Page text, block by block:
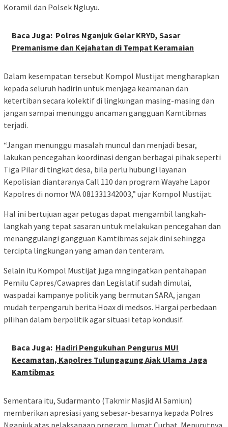
Koramil dan Polsek Ngluyu.
Baca Juga: Polres Nganjuk Gelar KRYD, Sasar
Premanisme dan Kejahatan di Tempat Keramaian
Dalam kesempatan tersebut Kompol Mustijat mengharapkan
kepada seluruh hadirin untuk menjaga keamanan dan
ketertiban secara kolektif di lingkungan masing-masing dan
jangan sampai menunggu ancaman gangguan Kamtibmas
terjadi.
“Jangan menunggu masalah muncul dan menjadi besar,
lakukan pencegahan koordinasi dengan berbagai pihak seperti
Tiga Pilar di tingkat desa, bila perlu hubungi layanan
Kepolisian diantaranya Call 110 dan program Wayahe Lapor
Kapolres di nomor WA 081331342003,” ujar Kompol Mustijat.
Hal ini bertujuan agar petugas dapat mengambil langkah-
langkah yang tepat sasaran untuk melakukan pencegahan dan
menanggulangi gangguan Kamtibmas sejak dini sehingga
tercipta lingkungan yang aman dan tenteram.
Selain itu Kompol Mustijat juga mngingatkan pentahapan
Pemilu Capres/Cawapres dan Legislatif sudah dimulai,
waspadai kampanye politik yang bermutan SARA, jangan
mudah terpengaruh berita Hoax di medsos. Hargai perbedaan
pilihan dalam berpolitik agar situasi tetap kondusif.
Baca Juga: Hadiri Pengukuhan Pengurus MUI
Kecamatan, Kapolres Tulungagung Ajak Ulama Jaga
Kamtibmas
Sementara itu, Sudarmanto (Takmir Masjid Al Samiun)
memberikan apresiasi yang sebesar-besarnya kepada Polres